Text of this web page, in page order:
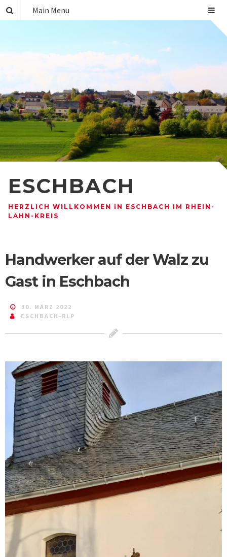
ESCHBACH
HERZLICH WILLKOMMEN IN ESCHBACH IM RHEIN-
LAHN-KREIS
Main Menu
Handwerker auf der Walz zu
Gast in Eschbach
30. MÄRZ 2022
ESCHBACH-RLP